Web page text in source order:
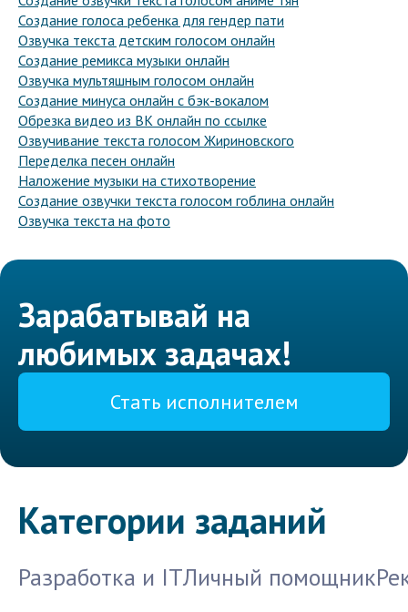
Создание голоса ребенка для гендер пати
Озвучка текста детским голосом онлайн
Создание ремикса музыки онлайн
Озвучка мультяшным голосом онлайн
Создание минуса онлайн с бэк-вокалом
Обрезка видео из ВК онлайн по ссылке
Озвучивание текста голосом Жириновского
Переделка песен онлайн
Наложение музыки на стихотворение
Создание озвучки текста голосом гоблина онлайн
Озвучка текста на фото
Зарабатывай на
любимых задачах!
Стать исполнителем
Категории заданий
Разработка и ITЛичный помощник